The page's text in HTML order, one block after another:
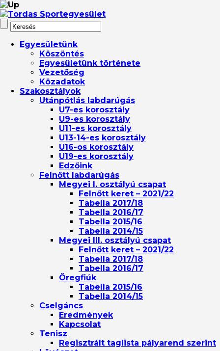
Egyesületünk
Köszöntés
Egyesületünk története
Vezetőség
Közadatok
Szakosztályok
Utánpótlás labdarúgás
U7-es korosztály
U9-es korosztály
U11-es korosztály
U13-14-es korosztály
U16-os korosztály
U19-es korosztály
Edzőink
Felnőtt labdarúgás
Megyei I. osztályú csapat
Felnőtt keret – 2021/22
Tabella 2017/18
Tabella 2016/17
Tabella 2015/16
Tabella 2014/15
Megyei III. osztályú csapat
Felnőtt keret – 2021/22
Tabella 2017/18
Tabella 2016/17
Öregfiúk
Tabella 2015/16
Tabella 2014/15
Cselgáncs
Eredmények
Kapcsolat
Tenisz
Regisztrált taglista pályarend szerint